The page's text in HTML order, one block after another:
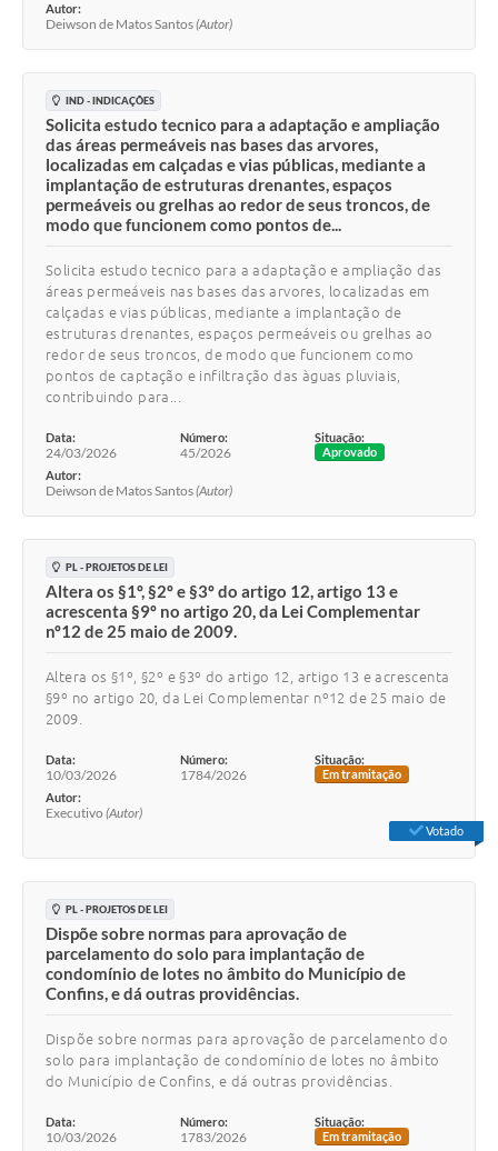
Autor:
Deiwson de Matos Santos(Autor)
IND - INDICAÇÕES
Solicita estudo tecnico para a adaptação e ampliação
das áreas permeáveis nas bases das arvores,
localizadas em calçadas e vias públicas, mediante a
implantação de estruturas drenantes, espaços
permeáveis ou grelhas ao redor de seus troncos, de
modo que funcionem como pontos de...
Solicita estudo tecnico para a adaptação e ampliação das
áreas permeáveis nas bases das arvores, localizadas em
calçadas e vias públicas, mediante a implantação de
estruturas drenantes, espaços permeáveis ou grelhas ao
redor de seus troncos, de modo que funcionem como
pontos de captação e infiltração das àguas pluviais,
contribuindo para...
Data:
24/03/2026
Número:
45/2026
Situação:
Aprovado
Autor:
Deiwson de Matos Santos(Autor)
PL - PROJETOS DE LEI
Altera os §1º, §2º e §3º do artigo 12, artigo 13 e
acrescenta §9º no artigo 20, da Lei Complementar
nº12 de 25 maio de 2009.
Altera os §1º, §2º e §3º do artigo 12, artigo 13 e acrescenta
§9º no artigo 20, da Lei Complementar nº12 de 25 maio de
2009.
Data:
10/03/2026
Número:
1784/2026
Situação:
Em tramitação
Autor:
Executivo (Autor)
Votado
PL - PROJETOS DE LEI
Dispõe sobre normas para aprovação de
parcelamento do solo para implantação de
condomínio de lotes no âmbito do Município de
Confins, e dá outras providências.
Dispõe sobre normas para aprovação de parcelamento do
solo para implantação de condomínio de lotes no âmbito
do Município de Confins, e dá outras providências.
Data:
10/03/2026
Número:
1783/2026
Situação:
Em tramitação